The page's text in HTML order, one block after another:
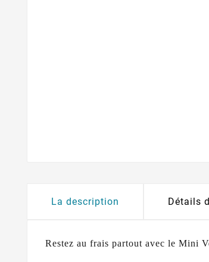
La description Détails
Restez au frais partout avec le Mini